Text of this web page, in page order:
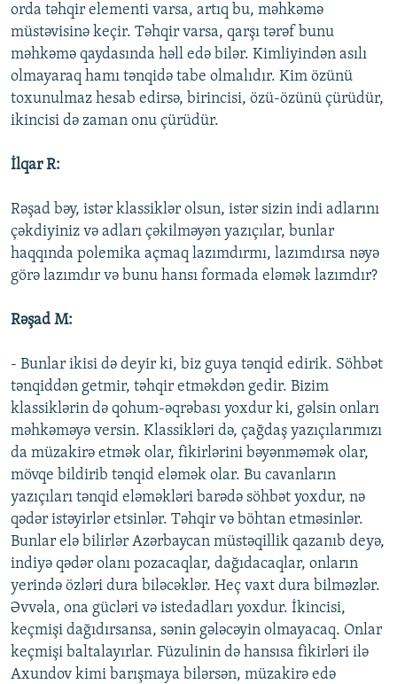
orda təhqir elementi varsa, artıq bu, məhkəmə
müstəvisinə keçir. Təhqir varsa, qarşı tərəf bunu
məhkəmə qaydasında həll edə bilər. Kimliyindən asılı
olmayaraq hamı tənqidə tabe olmalıdır. Kim özünü
toxunulmaz hesab edirsə, birincisi, özü-özünü çürüdür,
ikincisi də zaman onu çürüdür.
İlqar R:
Rəşad bəy, istər klassiklər olsun, istər sizin indi adlarını
çəkdiyiniz və adları çəkilməyən yazıçılar, bunlar
haqqında polemika açmaq lazımdırmı, lazımdırsa nəyə
görə lazımdır və bunu hansı formada eləmək lazımdır?
Rəşad M:
- Bunlar ikisi də deyir ki, biz guya tənqid edirik. Söhbət
tənqiddən getmir, təhqir etməkdən gedir. Bizim
klassiklərin də qohum-əqrəbası yoxdur ki, gəlsin onları
məhkəməyə versin. Klassikləri də, çağdaş yazıçılarımızı
da müzakirə etmək olar, fikirlərini bəyənməmək olar,
mövqe bildirib tənqid eləmək olar. Bu cavanların
yazıçıları tənqid eləməkləri barədə söhbət yoxdur, nə
qədər istəyirlər etsinlər. Təhqir və böhtan etməsinlər.
Bunlar elə bilirlər Azərbaycan müstəqillik qazanıb deyə,
indiyə qədər olanı pozacaqlar, dağıdacaqlar, onların
yerində özləri dura biləcəklər. Heç vaxt dura bilməzlər.
Əvvəla, ona gücləri və istedadları yoxdur. İkincisi,
keçmişi dağıdırsansa, sənin gələcəyin olmayacaq. Onlar
keçmişi baltalayırlar. Füzulinin də hansısa fikirləri ilə
Axundov kimi barışmaya bilərsən, müzakirə edə